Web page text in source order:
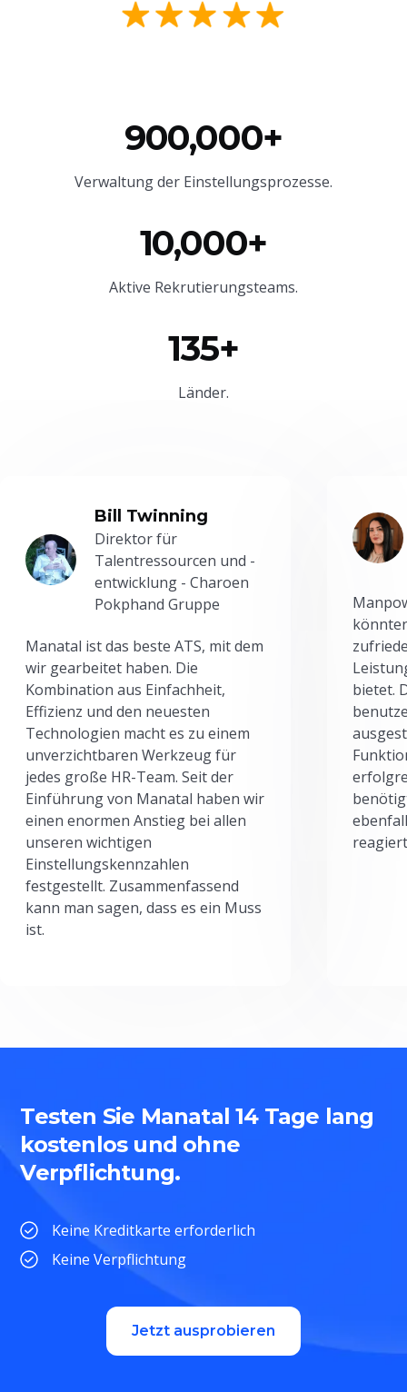
900,000+
Verwaltung der Einstellungsprozesse.
10,000+
Aktive Rekrutierungsteams.
135+
Länder.
Bill Twinning
Direktor für
Talentressourcen und -
entwicklung - Charoen
Pokphand Gruppe
Manatal ist das beste ATS, mit dem
wir gearbeitet haben. Die
Kombination aus Einfachheit,
Effizienz und den neuesten
Technologien macht es zu einem
unverzichtbaren Werkzeug für
jedes große HR-Team. Seit der
Einführung von Manatal haben wir
einen enormen Anstieg bei allen
unseren wichtigen
Einstellungskennzahlen
festgestellt. Zusammenfassend
kann man sagen, dass es ein Muss
ist.
bietet.
Testen Sie Manatal 14 Tage lang
kostenlos und ohne
Verpflichtung.
Keine Kreditkarte erforderlich
Keine Verpflichtung
Jetzt ausprobieren